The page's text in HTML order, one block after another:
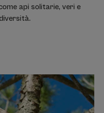
api solitarie, veri e